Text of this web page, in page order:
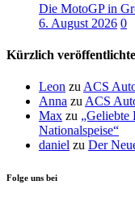
Die MotoGP in
6. August 2026 0
Kürzlich
Leon zuACS
Anna zuACS
Max zu „Geliebte
Nationalspeise“
daniel zu Der
Folge uns bei